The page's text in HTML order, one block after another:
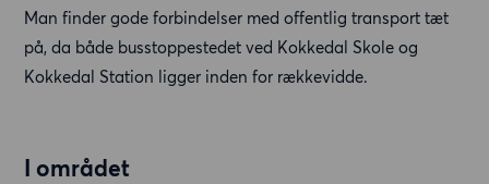
Man finder gode forbindelser med offentlig transport tæt
på, da både busstoppestedet ved Kokkedal Skole og
Kokkedal Station ligger inden for rækkevidde.
I området